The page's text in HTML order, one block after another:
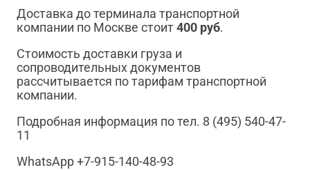
Доставка до терминала транспортной
компании по Москве стоит400 руб.
Стоимость доставки груза и
сопроводительных документов
рассчитывается по тарифам транспортной
компании.
Подробная информация по тел. 8 (495) 540-47-
11
WhatsApp +7-915-140-48-93